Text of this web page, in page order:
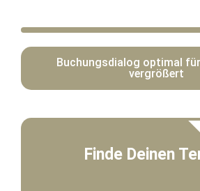
Buchungsdialog optimal
vergrößert
Finde Deinen